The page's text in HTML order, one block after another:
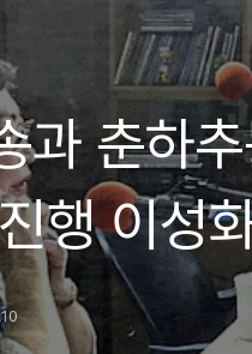
과 춘하
행 이성